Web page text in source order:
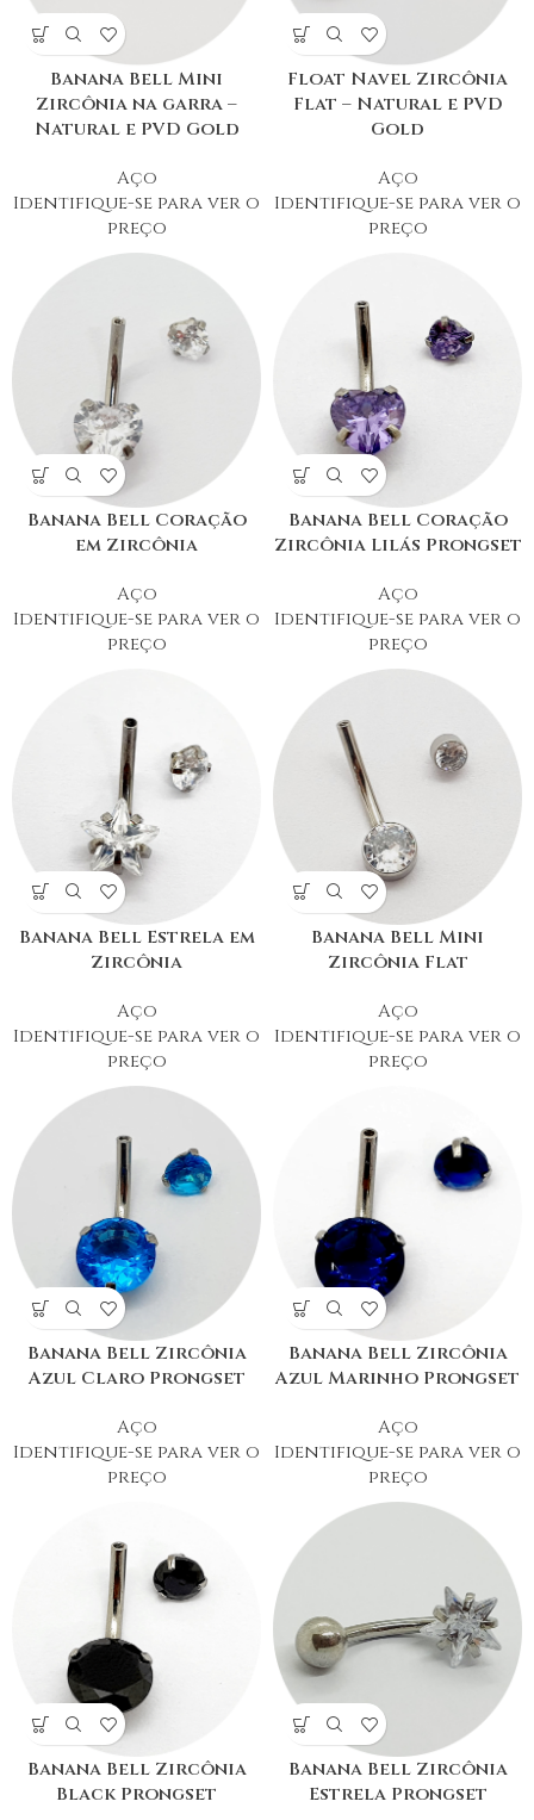
Banana Bell Mini
Zircônia na garra –
Natural e PVD Gold
Aço
Identifique-se para ver o
preço
Float Navel Zircônia
Flat – Natural e PVD
Gold
Aço
Identifique-se para ver o
preço
Banana Bell Coração
em Zircônia
Aço
Identifique-se para ver o
preço
Banana Bell Coração
Zircônia Lilás Prongset
Aço
Identifique-se para ver o
preço
Banana Bell Estrela em
Zircônia
Aço
Identifique-se para ver o
preço
Banana Bell Mini
Zircônia Flat
Aço
Identifique-se para ver o
preço
Banana Bell Zircônia
Azul Claro Prongset
Aço
Identifique-se para ver o
preço
Banana Bell Zircônia
Azul Marinho Prongset
Aço
Identifique-se para ver o
preço
Banana Bell Zircônia
Black Prongset
Banana Bell Zircônia
Estrela Prongset